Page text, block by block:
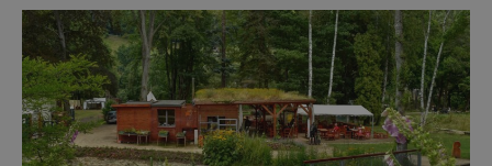
a relaxací sem přijížděli lidé různých
národností a profesí, a právě odtud se odvíjí
lokální gastronomie, která vychází